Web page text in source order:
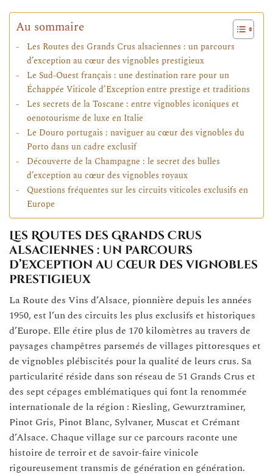
Au sommaire
Les Routes des Grands Crus alsaciennes : un parcours
d’exception au cœur des vignobles prestigieux
Le Sud-Ouest français : une destination rare pour un
Échappée Viticole d’Exception entre prestige et traditions
Les secrets de la Toscane : entre vignobles iconiques et
oenotourisme de luxe en Italie
Le Douro portugais : naviguer au cœur des vignobles du
Porto dans un cadre exclusif
Découverte de la Champagne : le secret des bulles
d’exception au cœur des vignobles royaux
Questions fréquentes sur les circuits viticoles exclusifs en
Europe
Les Routes des Grands Crus
alsaciennes : un parcours
d’exception au cœur des vignobles
prestigieux
La Route des Vins d’Alsace, pionnière depuis les années
1950, est l’un des circuits les plus exclusifs et historiques
d’Europe. Elle étire plus de 170 kilomètres au travers de
paysages champêtres parsemés de villages pittoresques et
de vignobles plébiscités pour la qualité de leurs crus. Sa
particularité réside dans son réseau de 51 Grands Crus et
des sept cépages emblématiques qui font la renommée
internationale de la région : Riesling, Gewurztraminer,
Pinot Gris, Pinot Blanc, Sylvaner, Muscat et Crémant
d’Alsace. Chaque village sur ce parcours raconte une
histoire de terroir et de savoir-faire vinicole
rigoureusement transmis de génération en génération.